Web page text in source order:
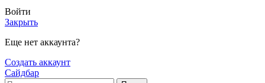
Войти
Закрыть
Еще нет аккаунта?
Создать аккаунт
Сайдбар